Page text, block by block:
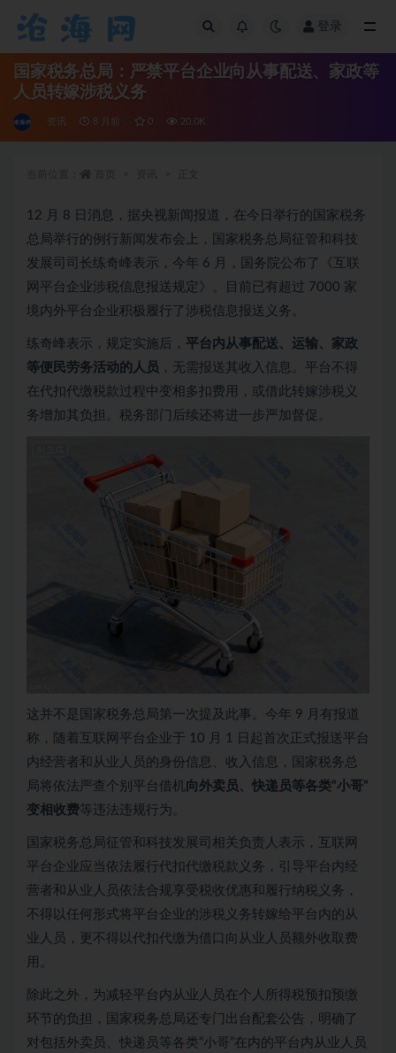
登录
国家税务总局：严禁平台企业向从事配送、家政等
人员转嫁涉税义务
资讯 8 月前 0 20.0K
12 月 8 日消息，据央视新闻报道，在今日举行的国家税务
总局举行的例行新闻发布会上，国家税务总局征管和科技
发展司司长练奇峰表示，今年 6 月，国务院公布了《互联
网平台企业涉税信息报送规定》。目前已有超过 7000 家
境内外平台企业积极履行了涉税信息报送义务。
练奇峰表示，规定实施后， 平台内从事配送、运输、家政
等便民劳务活动的人员 ，无需报送其收入信息。平台不得
在代扣代缴税款过程中变相多扣费用，或借此转嫁涉税义
务增加其负担。税务部门后续还将进一步严加督促。
这并不是国家税务总局第一次提及此事。今年 9 月有报道
称，随着互联网平台企业于 10 月 1 日起首次正式报送平台
内经营者和从业人员的身份信息、收入信息，国家税务总
局将依法严查个别平台借机
向外卖员、快递员等各类“小哥”
变相收费等违法违规行为。
国家税务总局征管和科技发展司相关负责人表示，互联网
平台企业应当依法履行代扣代缴税款义务，引导平台内经
营者和从业人员依法合规享受税收优惠和履行纳税义务，
不得以任何形式将平台企业的涉税义务转嫁给平台内的从
业人员，更不得以代扣代缴为借口向从业人员额外收取费
用。
除此之外，为减轻平台内从业人员在个人所得税预扣预缴
环节的负担，国家税务总局还专门出台配套公告，明确了
对包括外卖员、快递员等各类“小哥”在内的平台内从业人员